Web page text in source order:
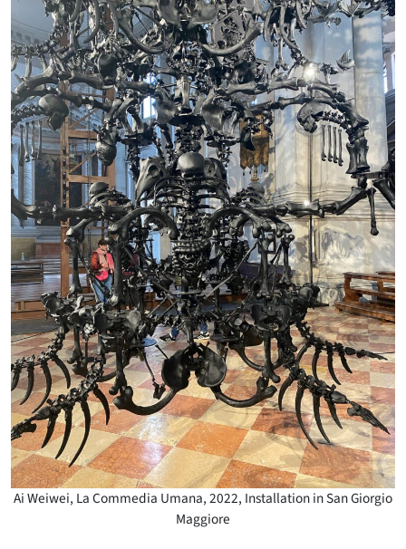
Ai Weiwei, La Commedia Umana, 2022, Installation in San Giorgio
Maggiore